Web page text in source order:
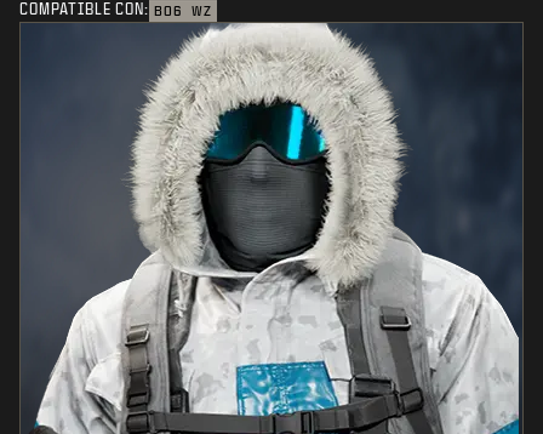
COMPATIBLE CON: BO6 WZ